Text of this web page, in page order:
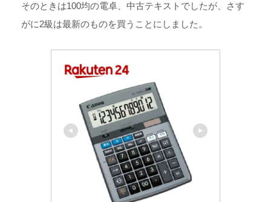
そのときは100均の電卓、中古テキストでしたが、さす
がに2級は最新のものを買うことにしました。